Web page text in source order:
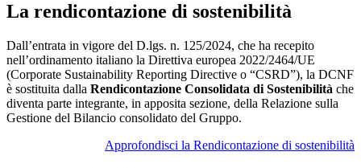
La rendicontazione di sostenibilità
Dall’entrata in vigore del D.lgs. n. 125/2024, che ha recepito
nell’ordinamento italiano la Direttiva europea 2022/2464/UE
(Corporate Sustainability Reporting Directive o “CSRD”), la DCNF
è sostituita dalla Rendicontazione Consolidata di Sostenibilità che
diventa parte integrante, in apposita sezione, della Relazione sulla
Gestione del Bilancio consolidato del Gruppo.
Approfondisci la Rendicontazione di sostenibilità